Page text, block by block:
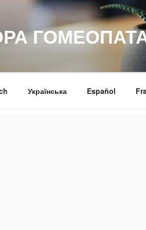
Українська Español